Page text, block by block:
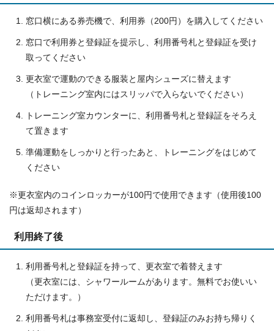
窓口横にある券売機で、利用券（200円）を購入してください
窓口で利用券と登録証を提示し、利用番号札と登録証を受け
取ってください
更衣室で運動のできる服装と屋内シューズに替えます
（トレーニング室内にはスリッパで入らないでください）
トレーニング室カウンターに、利用番号札と登録証をそろえ
て置きます
準備運動をしっかりと行ったあと、トレーニングをはじめて
ください
※更衣室内のコインロッカーが100円で使用できます（使用後100
円は返却されます）
利用終了後
利用番号札と登録証を持って、更衣室で着替えます
（更衣室には、シャワールームがあります。無料でお使いい
ただけます。）
利用番号札は事務室受付に返却し、登録証のみお持ち帰りく